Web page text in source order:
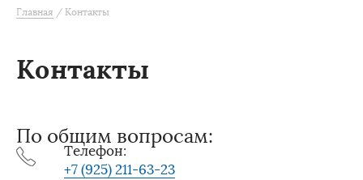
Главная Контакты
Контакты
По общим вопросам:
Телефон:
+7 (925) 211-63-23